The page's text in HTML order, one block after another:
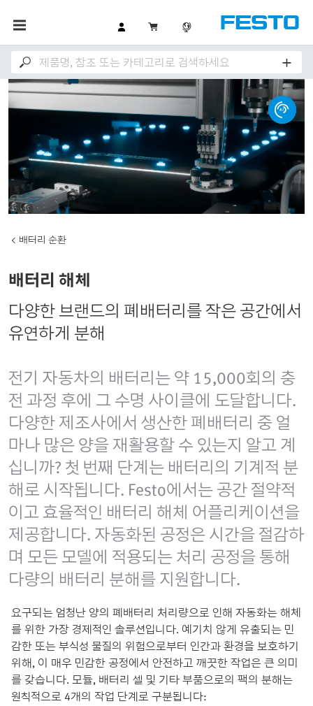
배터리 순환
배터리 해체
다양한 브랜드의 폐배터리를 작은 공간에서
유연하게 분해
전기 자동차의 배터리는 약 15,000회의 충
전 과정 후에 그 수명 사이클에 도달합니다.
다양한 제조사에서 생산한 폐배터리 중 얼
마나 많은 양을 재활용할 수 있는지 알고 계
십니까? 첫 번째 단계는 배터리의 기계적 분
해로 시작됩니다. Festo에서는 공간 절약적
이고 효율적인 배터리 해체 어플리케이션을
제공합니다. 자동화된 공정은 시간을 절감하
며 모든 모델에 적용되는 처리 공정을 통해
다량의 배터리 분해를 지원합니다.
요구되는 엄청난 양의 폐배터리 처리량으로 인해 자동화는 해체
를 위한 가장 경제적인 솔루션입니다. 예기치 않게 유출되는 민
감한 또는 부식성 물질의 위험으로부터 인간과 환경을 보호하기
위해, 이 매우 민감한 공정에서 안전하고 깨끗한 작업은 큰 의미
를 갖습니다. 모듈, 배터리 셀 및 기타 부품으로의 팩의 분해는
원칙적으로 4개의 작업 단계로 구분됩니다: